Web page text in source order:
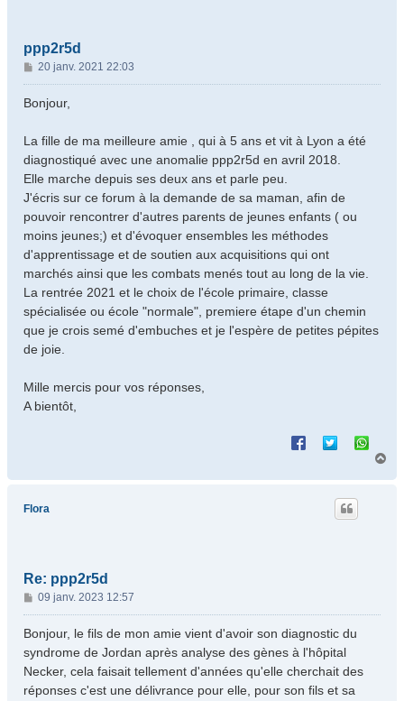
ppp2r5d
M
e
s
g
e
20 janv. 2021 22:03
Bonjour,
La fille de ma meilleure amie , qui à 5 ans et vit à Lyon a été
diagnostiqué avec une anomalie ppp2r5d en avril 2018.
Elle marche depuis ses deux ans et parle peu.
J'écris sur ce forum à la demande de sa maman, afin de
pouvoir rencontrer d'autres parents de jeunes enfants ( ou
moins jeunes;) et d'évoquer ensembles les méthodes
d'apprentissage et de soutien aux acquisitions qui ont
marchés ainsi que les combats menés tout au long de la vie.
La rentrée 2021 et le choix de l'école primaire, classe
spécialisée ou école "normale", premiere étape d'un chemin
que je crois semé d'embuches et je l'espère de petites pépites
de joie.
Mille mercis pour vos réponses,
A bientôt,
Flora
Re: ppp2r5d
M
e
s
g
e
09 janv. 2023 12:57
Bonjour, le fils de mon amie vient d'avoir son diagnostic du
syndrome de Jordan après analyse des gènes à l'hôpital
Necker, cela faisait tellement d'années qu'elle cherchait des
réponses c'est une délivrance pour elle, pour son fils et sa